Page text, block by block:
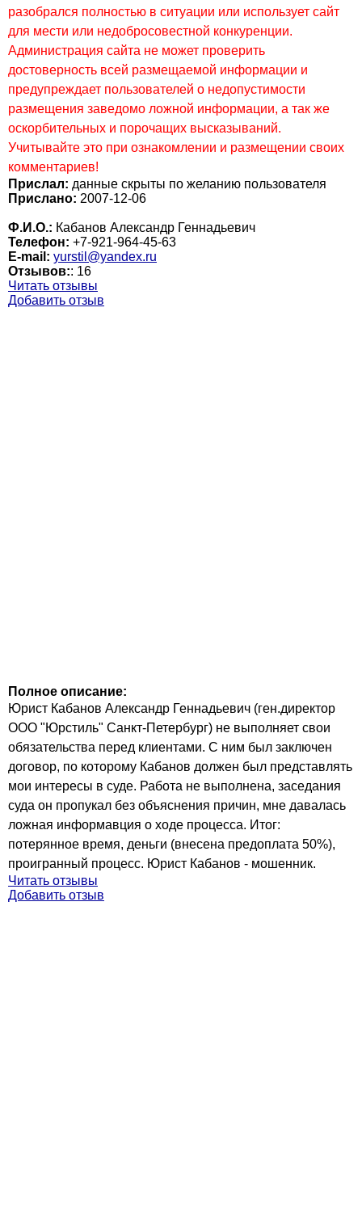
разобрался полностью в ситуации или использует сайт
для мести или недобросовестной конкуренции.
Администрация сайта не может проверить
достоверность всей размещаемой информации и
предупреждает пользователей о недопустимости
размещения заведомо ложной информации, а так же
оскорбительных и порочащих высказываний.
Учитывайте это при ознакомлении и размещении своих
комментариев!
Прислал: данные скрыты по желанию пользователя
Прислано: 2007-12-06
Ф.И.О.: Кабанов Александр Геннадьевич
Телефон: +7-921-964-45-63
E-mail: yurstil@yandex.ru
Отзывов:: 16
Читать отзывы
Добавить отзыв
Полное описание:
Юрист Кабанов Александр Геннадьевич (ген.директор
ООО "Юрстиль" Санкт-Петербург) не выполняет свои
обязательства перед клиентами. С ним был заключен
договор, по которому Кабанов должен был представлять
мои интересы в суде. Работа не выполнена, заседания
суда он пропукал без объяснения причин, мне давалась
ложная информавция о ходе процесса. Итог:
потерянное время, деньги (внесена предоплата 50%),
проигранный процесс. Юрист Кабанов - мошенник.
Читать отзывы
Добавить отзыв